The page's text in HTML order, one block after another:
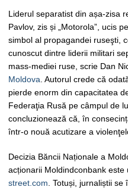
Liderul separatist din așa-zisa
Pavlov, zis și „Motorola”, ucis
simbol al propagandei ruseşti,
cunoscut dintre liderii militari
mass-mediei ruse, scrie Dan
Moldova . Autorul crede că
pierde enorm din capacitatea
Federaţia Rusă pe câmpul de
concluzionează că, în
într-o nouă acutizare a
Decizia Băncii Naționale a
acționarii Moldindconbank
street.com . Totuși, jurnaliștii